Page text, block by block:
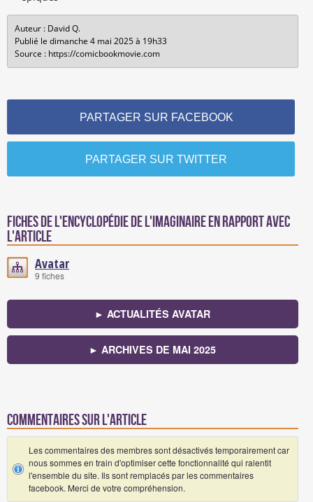
Auteur : David Q.
Publié le dimanche 4 mai 2025 à 19h33
Source : https://comicbookmovie.com
PARTAGER SUR FACEBOOK
PARTAGER SUR TWITTER
Fiches de l'encyclopédie de l'imaginaire en rapport avec
l'article
Avatar
9 fiches
► ACTUALITÉS AVATAR
► ARCHIVES DE MAI 2025
Commentaires sur l'article
Les commentaires des membres sont désactivés temporairement car
nous sommes en train d'optimiser cette fonctionnalité qui ralentit
l'ensemble du site. Ils sont remplacés par les commentaires
facebook. Merci de votre compréhension.